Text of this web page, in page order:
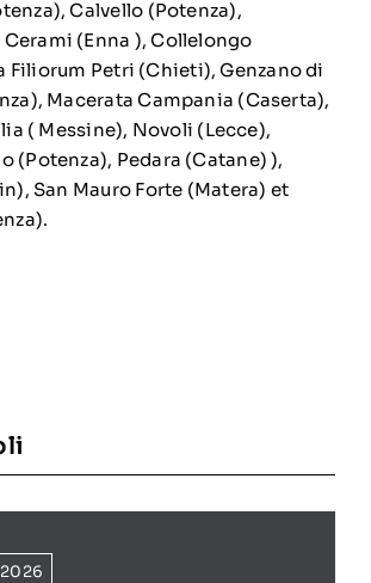
Calvello (Potenza),
(Enna ), Collelongo
Filiorum Petri (Chieti), Genzano di
Macerata Campania (Caserta),
( Messine), Novoli (Lecce),
(Potenza), Pedara (Catane) ),
San Mauro Forte (Matera) et